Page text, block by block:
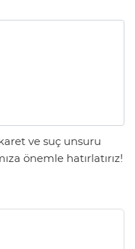
ve suç unsuru
önemle hatırlatırız!